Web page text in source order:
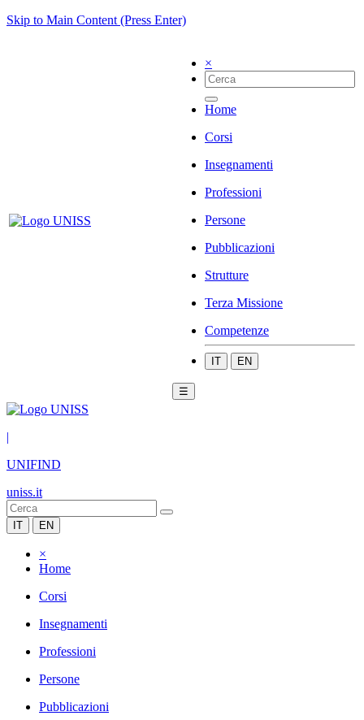
Skip to Main Content (Press Enter)
×
Home
Corsi
Insegnamenti
Professioni
Persone
Pubblicazioni
Strutture
Terza Missione
Competenze
IT EN
☰
|
UNIFIND
uniss.it
IT EN
×
Home
Corsi
Insegnamenti
Professioni
Persone
Pubblicazioni